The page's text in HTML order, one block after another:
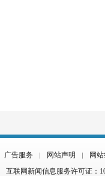
广告服务 网站声明 网
互联网新闻信息服务许可证：